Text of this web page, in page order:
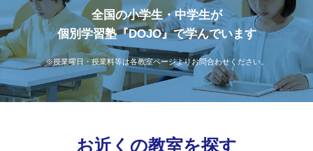
全国の小学生・中学生が
個別学習塾『DOJO』で学んでいます
※授業曜日・授業料等は各教室ページよりお問合わせください。
お近くの教室を探す